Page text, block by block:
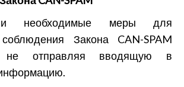
необходимые меры для
Закона CAN-SPAM
не отправляя вводящую в